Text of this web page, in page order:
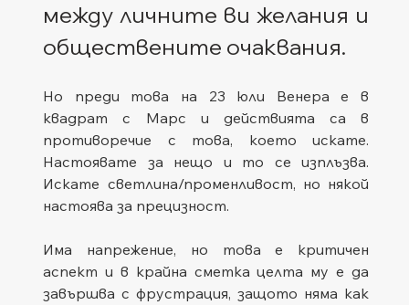
между личните ви желания и
обществените очаквания.
Но преди това на 23 юли Венера е в
квадрат с Марс и действията са в
противоречие с това, което искате.
Настоявате за нещо и то се изплъзва.
Искате светлина/променливост, но някой
настоява за прецизност.
Има напрежение, но това е критичен
аспект и в крайна сметка целта му е да
завършва с фрустрация, защото няма как